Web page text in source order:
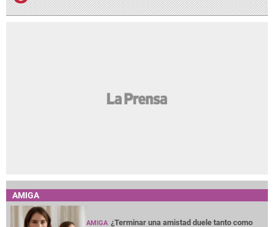
AMIGA
AMIGA ¿Terminar una amistad duele tanto como